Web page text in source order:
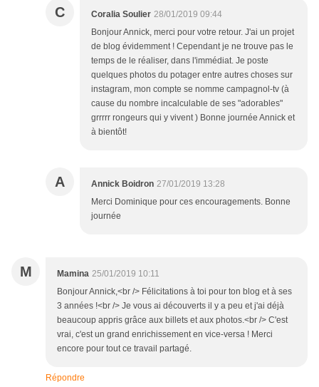
C Coralia Soulier 28/01/2019 09:44
Bonjour Annick, merci pour votre retour. J'ai un projet
de blog évidemment ! Cependant je ne trouve pas le
temps de le réaliser, dans l'immédiat. Je poste
quelques photos du potager entre autres choses sur
instagram, mon compte se nomme campagnol-tv (à
cause du nombre incalculable de ses "adorables"
grrrrr rongeurs qui y vivent ) Bonne journée Annick et
à bientôt!
A Annick Boidron 27/01/2019 13:28
Merci Dominique pour ces encouragements. Bonne
journée
M Mamina 25/01/2019 10:11
Bonjour Annick,<br /> Félicitations à toi pour ton blog et à ses
3 années !<br /> Je vous ai découverts il y a peu et j'ai déjà
beaucoup appris grâce aux billets et aux photos.<br /> C'est
vrai, c'est un grand enrichissement en vice-versa ! Merci
encore pour tout ce travail partagé.
Répondre